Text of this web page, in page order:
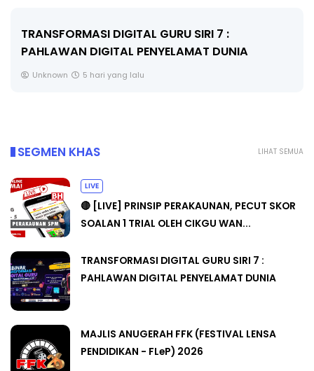
MAJLIS ANUGERAH FFK (FESTIVAL LENSA
PENDIDIKAN - FLeP) 2026
Unknown 6 hari yang lalu
LIHAT SEMUA
SEGMEN KHAS
LIVE
🔴 [LIVE] PRINSIP PERAKAUNAN, PECUT SKOR
SOALAN 1 TRIAL OLEH CIKGU WAN...
TRANSFORMASI DIGITAL GURU SIRI 7 :
PAHLAWAN DIGITAL PENYELAMAT DUNIA
MAJLIS ANUGERAH FFK (FESTIVAL LENSA
PENDIDIKAN - FLeP) 2026